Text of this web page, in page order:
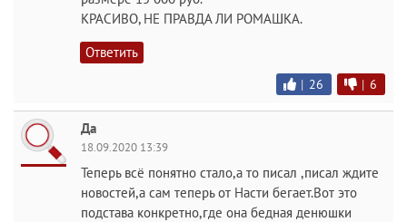
КРАСИВО, НЕ ПРАВДА ЛИ РОМАШКА.
Ответить
| 26 | 6
Да
18.09.2020 13:39
Теперь всё понятно стало,а то писал ,писал ждите
новостей,а сам теперь от Насти бегает.Вот это
подстава конкретно,где она бедная денюшки